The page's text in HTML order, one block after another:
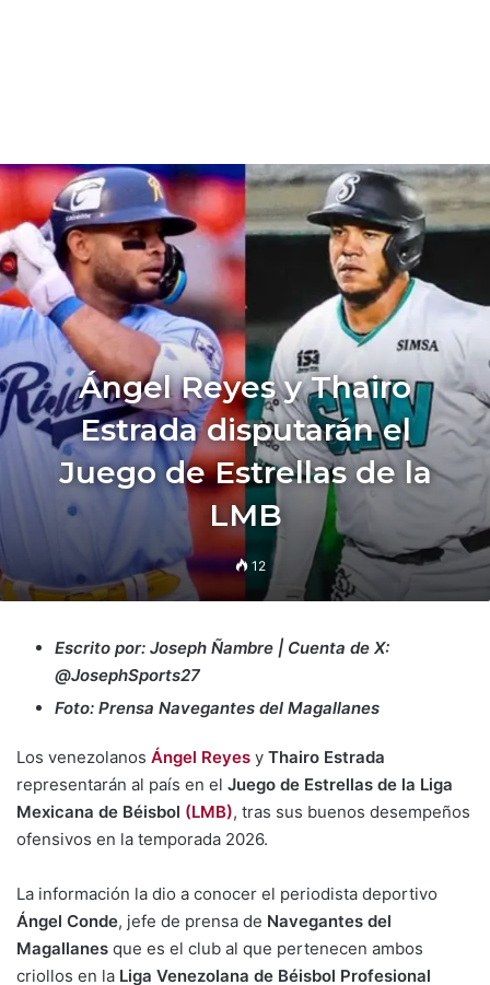
Ángel Reyes y Thairo
Estrada disputarán el
Juego de Estrellas de la
LMB
12
Escrito por: Joseph Ñambre | Cuenta de X:
@JosephSports27
Foto: Prensa Navegantes del Magallanes
Los venezolanos Ángel Reyes y Thairo Estrada
representarán al país en el Juego de Estrellas de la Liga
Mexicana de Béisbol (LMB), tras sus buenos desempeños
ofensivos en la temporada 2026.
La información la dio a conocer el periodista deportivo
Ángel Conde, jefe de prensa de Navegantes del
Magallanes que es el club al que pertenecen ambos
criollos en la Liga Venezolana de Béisbol Profesional